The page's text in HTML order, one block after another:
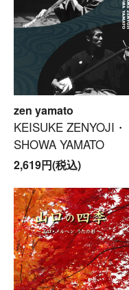
zen yamato
KEISUKE ZENYOJI・
SHOWA YAMATO
2,619円(税込)